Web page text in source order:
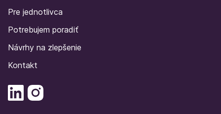
Pre jednotlivca
Potrebujem poradiť
Návrhy na zlepšenie
Kontakt